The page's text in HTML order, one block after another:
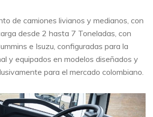
de camiones livianos y medianos, con
desde 2 hasta 7 Toneladas, con
e Isuzu, configuradas para la
y equipados en modelos diseñados y
para el mercado colombiano.